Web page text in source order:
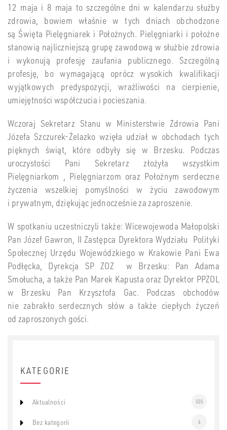
12 maja i 8 maja to szczególne dni w kalendarzu służby
zdrowia, bowiem właśnie w tych dniach obchodzone
są Święta Pielęgniarek i Położnych. Pielęgniarki i położne
stanowią najliczniejszą grupę zawodową w służbie zdrowia
i wykonują profesję zaufania publicznego. Szczególną
profesję, bo wymagającą oprócz wysokich kwalifikacji
wyjątkowych predyspozycji, wrażliwości na cierpienie,
umiejętności współczucia i pocieszania.
Wczoraj Sekretarz Stanu w Ministerstwie Zdrowia Pani
Józefa Szczurek-Żelazko wzięła udział w obchodach tych
pięknych świąt, które odbyły się w Brzesku. Podczas
uroczystości Pani Sekretarz złożyła wszystkim
Pielęgniarkom , Pielęgniarzom oraz Położnym serdeczne
życzenia wszelkiej pomyślności w życiu zawodowym
i prywatnym, dziękując jednocześnie za zaproszenie.
W spotkaniu uczestniczyli także: Wicewojewoda Małopolski
Pan Józef Gawron, II Zastępca Dyrektora Wydziału Polityki
Społecznej Urzędu Wojewódzkiego w Krakowie Pani Ewa
Podłęcka, Dyrekcja SP ZOZ w Brzesku: Pan Adama
Smołucha, a także Pan Marek Kapusta oraz Dyrektor PPZOL
w Brzesku Pan Krzysztofa Gac. Podczas obchodów
nie zabrakło serdecznych słów a także ciepłych życzeń
od zaproszonych gości.
KATEGORIE
Aktualności 505
Bez kategorii 6